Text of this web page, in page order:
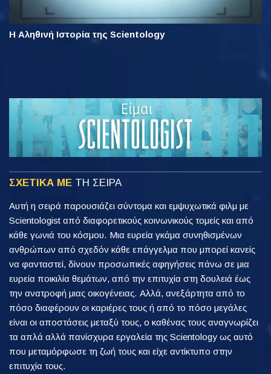
Η Αληθινή Ιστορία της Scientology
ΣΧΕΤΙΚΑ ΜΕ ΤΗ ΣΕΙΡΑ
Αυτή η σειρά παρουσιάζει σύντομα και εμψυχωτικά φιλμ με
Scientologist από διαφορετικούς κοινωνικούς τομείς και από
κάθε γωνιά του κόσμου. Μια ευρεία γκάμα συνηθισμένων
ανθρώπων από σχεδόν κάθε επάγγελμα που μπορεί κανείς
να φανταστεί, δίνουν προσωπικές αφηγήσεις πάνω σε μια
ευρεία ποικιλία θεμάτων, από την επιτυχία στη δουλειά έως
την ανατροφή μιας οικογένειας. Αλλά, ανεξάρτητα από το
πόσο διαφέρουν οι καριέρες τους ή από το πόσο μεγάλες
είναι οι αποστάσεις μεταξύ τους, ο καθένας τους αναγνωρίζει
τα απλά αλλά πανίσχυρα εργαλεία της Scientology ως αυτό
που μεταμόρφωσε τη ζωή τους και είχε αντίκτυπο στην
επιτυχία τους.